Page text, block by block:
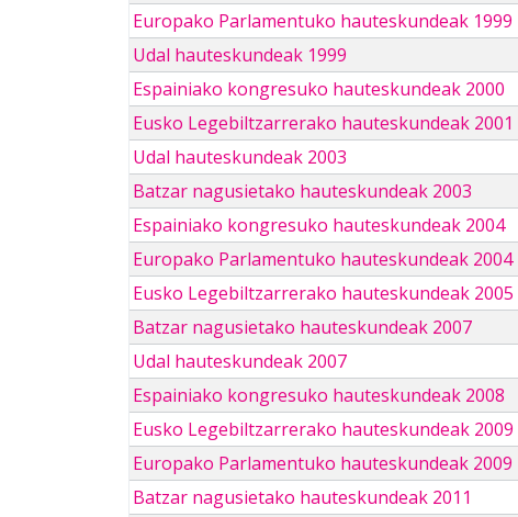
Europako Parlamentuko hauteskundeak 1999
Udal hauteskundeak 1999
Espainiako kongresuko hauteskundeak 2000
Eusko Legebiltzarrerako hauteskundeak 2001
Udal hauteskundeak 2003
Batzar nagusietako hauteskundeak 2003
Espainiako kongresuko hauteskundeak 2004
Europako Parlamentuko hauteskundeak 2004
Eusko Legebiltzarrerako hauteskundeak 2005
Batzar nagusietako hauteskundeak 2007
Udal hauteskundeak 2007
Espainiako kongresuko hauteskundeak 2008
Eusko Legebiltzarrerako hauteskundeak 2009
Europako Parlamentuko hauteskundeak 2009
Batzar nagusietako hauteskundeak 2011